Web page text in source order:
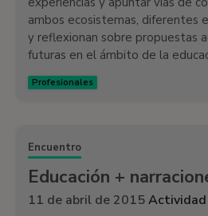
ambos ecosistemas, diferentes
y reflexionan sobre propuestas
futuras en el ámbito de la
Profesionales
Encuentro
Educación +
11 de abril de 2015Actividad